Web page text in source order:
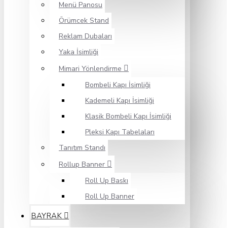
Menü Panosu
Örümcek Stand
Reklam Dubaları
Yaka İsimliği
Mimari Yönlendirme
Bombeli Kapı İsimliği
Kademeli Kapı İsimliği
Klasik Bombeli Kapı İsimliği
Pleksi Kapı Tabelaları
Tanıtım Standı
Rollup Banner
Roll Up Baskı
Roll Up Banner
BAYRAK